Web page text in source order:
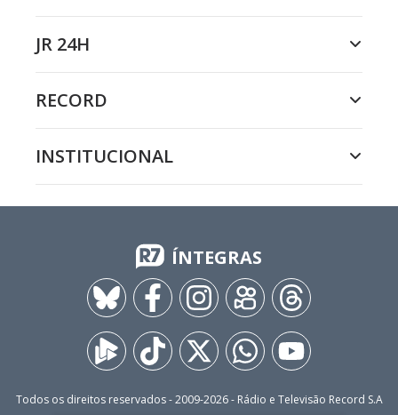
JR 24H
RECORD
INSTITUCIONAL
ÍNTEGRAS
Todos os direitos reservados - 2009-2026- Rádio e Televisão Record S.A